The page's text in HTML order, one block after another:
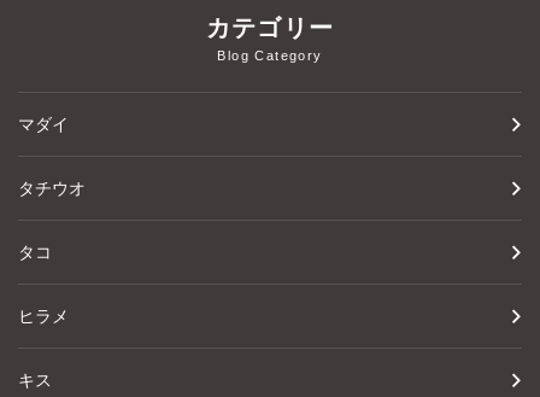
カテゴリー
Blog Category
マダイ
タチウオ
タコ
ヒラメ
キス